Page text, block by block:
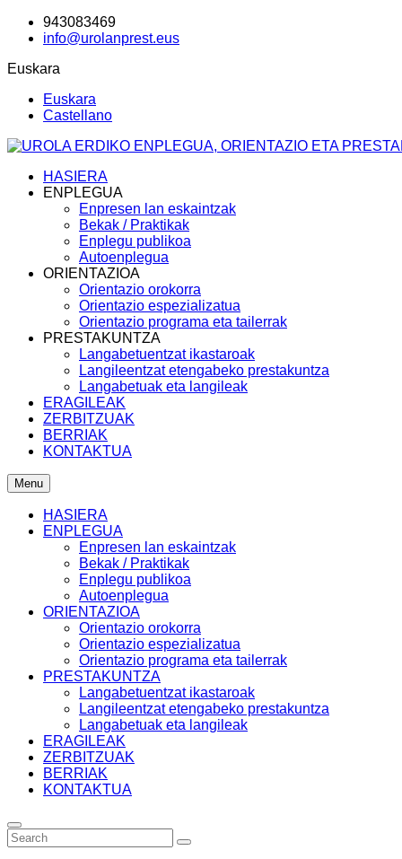
943083469
info@urolanprest.eus
Euskara
Euskara
Castellano
HASIERA
ENPLEGUA
Enpresen lan eskaintzak
Bekak / Praktikak
Enplegu publikoa
Autoenplegua
ORIENTAZIOA
Orientazio orokorra
Orientazio espezializatua
Orientazio programa eta tailerrak
PRESTAKUNTZA
Langabetuentzat ikastaroak
Langileentzat etengabeko prestakuntza
Langabetuak eta langileak
ERAGILEAK
ZERBITZUAK
BERRIAK
KONTAKTUA
Menu
HASIERA
ENPLEGUA
Enpresen lan eskaintzak
Bekak / Praktikak
Enplegu publikoa
Autoenplegua
ORIENTAZIOA
Orientazio orokorra
Orientazio espezializatua
Orientazio programa eta tailerrak
PRESTAKUNTZA
Langabetuentzat ikastaroak
Langileentzat etengabeko prestakuntza
Langabetuak eta langileak
ERAGILEAK
ZERBITZUAK
BERRIAK
KONTAKTUA